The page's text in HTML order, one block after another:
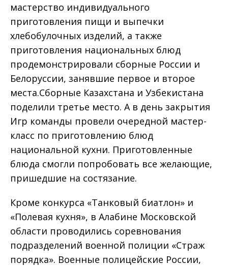
мастерство индивидуального
приготовления пищи и выпечки
хлебобулочных изделий, а также
приготовления национальных блюд
продемонстрировали сборные России и
Белоруссии, занявшие первое и второе
места.Сборные Казахстана и Узбекистана
поделили третье место. А в день закрытия
Игр команды провели очередной мастер-
класс по приготовлению блюд
национальной кухни. Приготовленные
блюда смогли попробовать все желающие,
пришедшие на состязание.
Кроме конкурса «Танковый биатлон» и
«Полевая кухня», в Алабине Московской
области проводились соревнования
подразделений военной полиции «Страж
порядка». Военные полицейские России,